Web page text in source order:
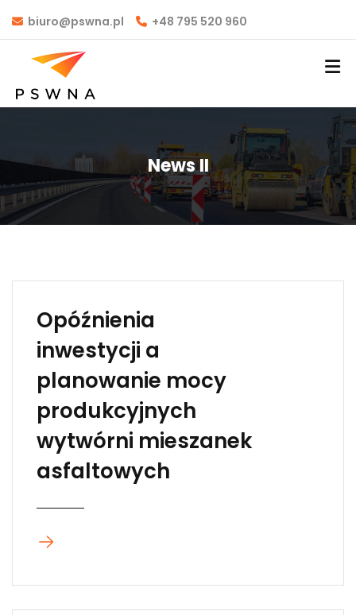
biuro@pswna.pl +48 795 520 960
News II
Opóźnienia
inwestycji a
planowanie mocy
produkcyjnych
wytwórni mieszanek
asfaltowych